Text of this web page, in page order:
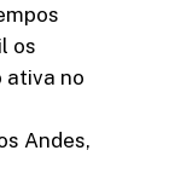
os
no
Andes,